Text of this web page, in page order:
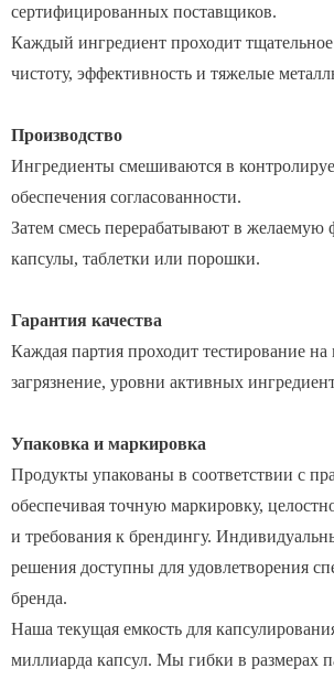
сертифицированных поставщиков.
Каждый ингредиент проходит тщательное
чистоту, эффективность и тяжелые
Производство
Ингредиенты смешиваются в
обеспечения согласованности.
Затем смесь перерабатывают в желаемую
капсулы, таблетки или порошки.
Гарантия качества
Каждая партия проходит тестирование
загрязнение, уровни активных
Упаковка и маркировка
Продукты упакованы в соответствии с
обеспечивая точную маркировку,
и требования к брендингу.
решения доступны для удовлетворения
бренда.
Наша текущая емкость для
миллиарда капсул. Мы гибки в размерах